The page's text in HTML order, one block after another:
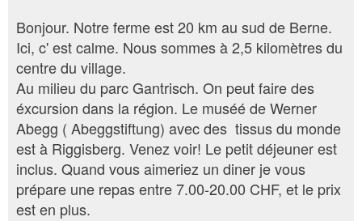
Bonjour. Notre ferme est 20 km au sud de Berne.
Ici, c' est calme. Nous sommes à 2,5 kilomètres du
centre du village.
Au milieu du parc Gantrisch. On peut faire des
éxcursion dans la région. Le muséé de Werner
Abegg ( Abeggstiftung) avec des tissus du monde
est à Riggisberg. Venez voir! Le petit déjeuner est
inclus. Quand vous aimeriez un diner je vous
prépare une repas entre 7.00-20.00 CHF, et le prix
est en plus.